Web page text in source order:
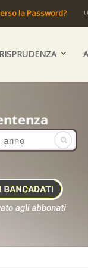
la Password?